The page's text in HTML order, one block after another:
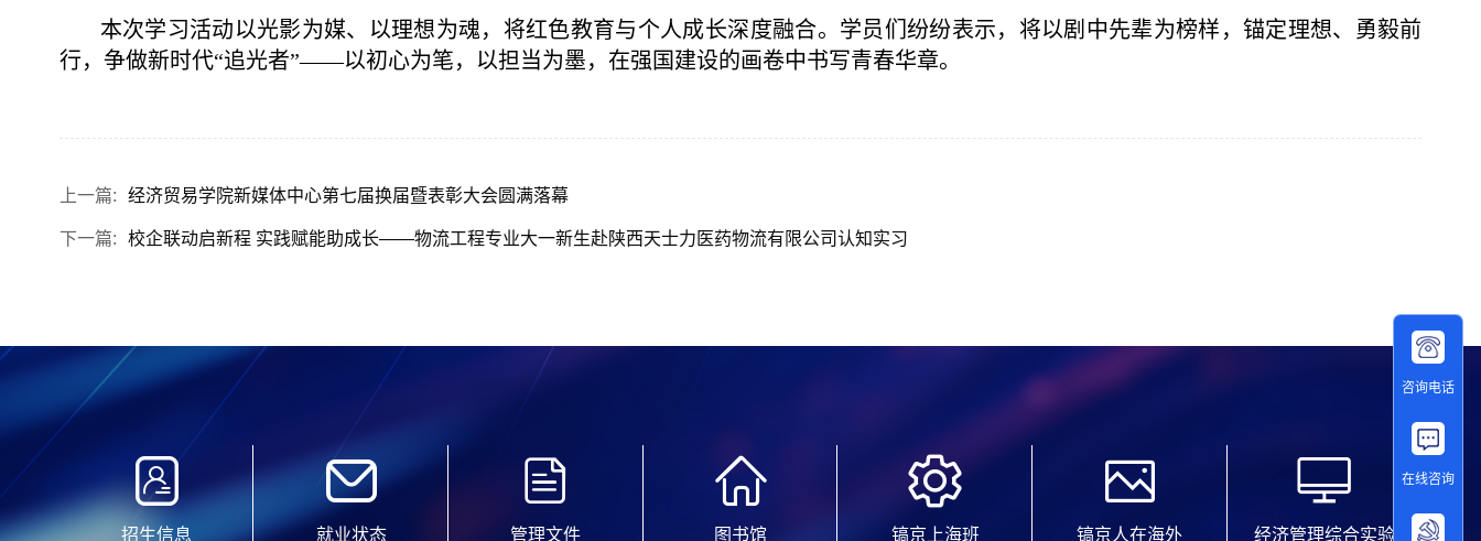
本次学习活动以光影为媒、以理想为魂，将红色教育与个人成长深度融合。学员们纷纷表示，将以剧中先辈为榜样，锚定理想、勇毅前
行，争做新时代“追光者”——以初心为笔，以担当为墨，在强国建设的画卷中书写青春华章。
上一篇: 经济贸易学院新媒体中心第七届换届暨表彰大会圆满落幕
下一篇: 校企联动启新程 实践赋能助成长——物流工程专业大一新生赴陕西天士力医药物流有限公司认知实习
招生信息 就业状态 管理文件 图书馆 镐京上海班 镐京人在海外 经济管理综合实验
咨询电话
在线咨询